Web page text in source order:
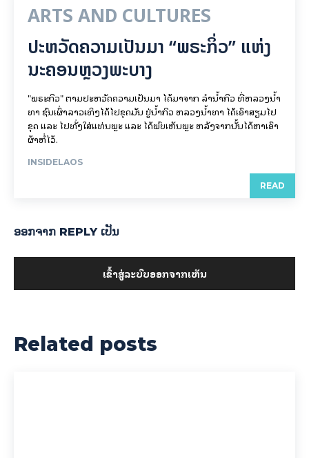
ARTS AND CULTURES
ປະຫວັດຄວາມເປັນມາ “ພຣະກິ່ວ” ແຫ່ງ
ນະຄອນຫຼວງພະບາງ
"ພຣະກິວ" ຕາມປະຫວັດຄວາມເປັນມາ ໄດ້ມາຈາກ ລຳນ້ຳກິວ ທີ່ຫລວງນ້ຳ
ທາ ຊົນເຜົ່າລາວເທິງໄດ້ໄປຂຸດມັນ ຢູ່ນ້ຳກິວ ຫລວງນ້ຳທາ ໄດ້ເອົາສຽມໄປ
ຂຸດ ແລະ ໄປທັ່ງໃສ່ແທ່ນພຼະ ແລະ ໄດ້ພົບເຫັນພຼະ ຫລັງຈາກນັ້ນໄດ້ຫາເອົາ
ຜ້າຫໍ່ໄວ້.
INSIDELAOS
READ
ອອກ​ຈາກ REPLY ເປັນ
ເຂົ້າ​ສູ່​ລະ​ບົບ​ອອກ​ຈາກ​ເຫັນ
Related posts